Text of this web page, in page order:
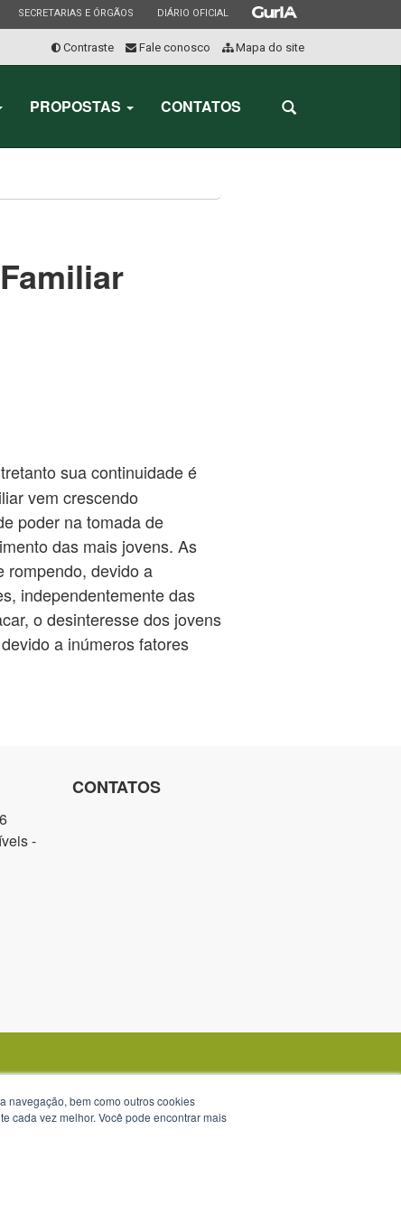
ESTADO
SECRETARIAS E ÓRGÃOS ESTADO
DIÁRIO OFICIAL ESTADO
Contraste Fale conosco Mapa do site
Abrir
busca
PROPOSTAS CONTATOS
sua continuidade é
vem crescendo
poder na tomada de
das mais jovens. As
rompendo, devido a
independentemente das
o desinteresse dos jovens
a inúmeros fatores
-
CONTATOS
navegação, bem como outros cookies
cada vez melhor. Você pode encontrar mais